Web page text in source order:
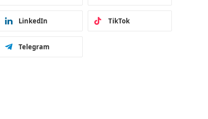
LinkedIn TikTok
Telegram